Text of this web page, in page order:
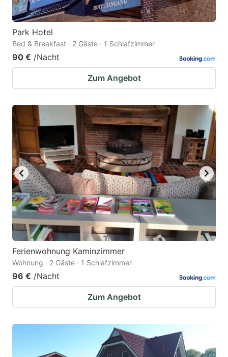
Park Hotel
Bed & Breakfast · 2 Gäste · 1 Schlafzimmer
90 € /Nacht
Zum Angebot
Ferienwohnung Kaminzimmer
Wohnung · 2 Gäste · 1 Schlafzimmer
96 € /Nacht
Zum Angebot